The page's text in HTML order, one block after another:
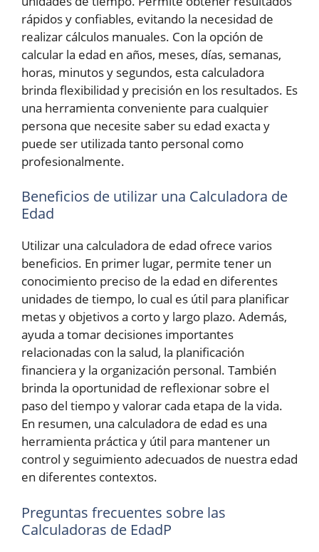
rápidos y confiables, evitando la necesidad de
realizar cálculos manuales. Con la opción de
calcular la edad en años, meses, días, semanas,
horas, minutos y segundos, esta calculadora
brinda flexibilidad y precisión en los resultados. Es
una herramienta conveniente para cualquier
persona que necesite saber su edad exacta y
puede ser utilizada tanto personal como
profesionalmente.
Beneficios de utilizar una Calculadora de
Edad
Utilizar una calculadora de edad ofrece varios
beneficios. En primer lugar, permite tener un
conocimiento preciso de la edad en diferentes
unidades de tiempo, lo cual es útil para planificar
metas y objetivos a corto y largo plazo. Además,
ayuda a tomar decisiones importantes
relacionadas con la salud, la planificación
financiera y la organización personal. También
brinda la oportunidad de reflexionar sobre el
paso del tiempo y valorar cada etapa de la vida.
En resumen, una calculadora de edad es una
herramienta práctica y útil para mantener un
control y seguimiento adecuados de nuestra edad
en diferentes contextos.
Preguntas frecuentes sobre las
Calculadoras de EdadP